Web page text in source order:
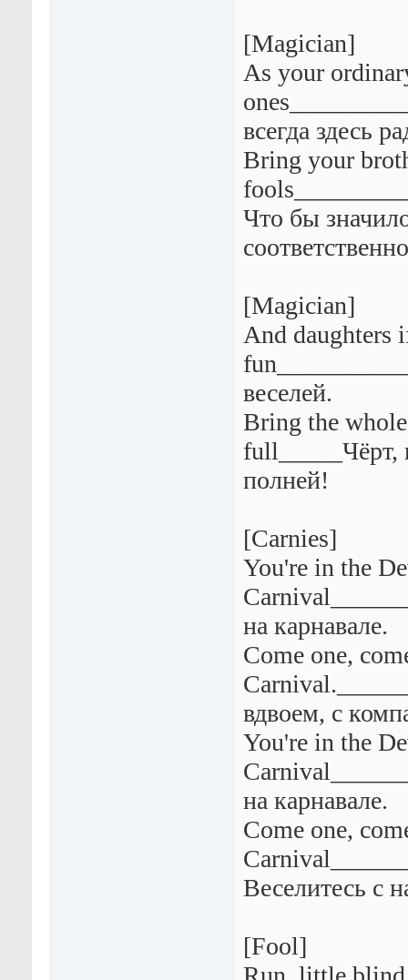
[Magician]
As your
всегда здесь
Bring your
Что бы
[Magician]
And daughters
веселей.
Bring the
full_____Чёрт,
полней!
[Carnies]
You're in the
на карнавале.
Come one,
вдвоем, с
You're in the
на карнавале.
Come one,
Веселитесь с
[Fool]